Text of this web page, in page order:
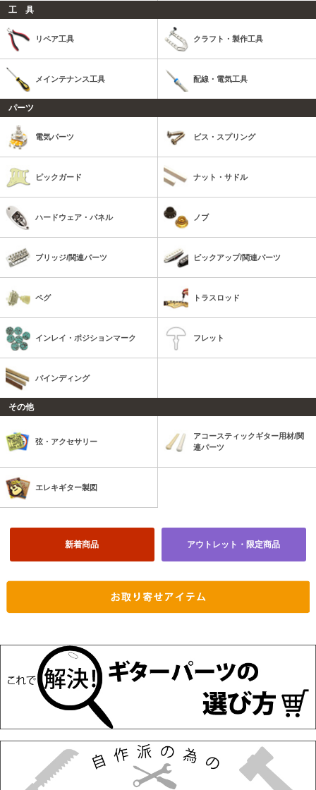
工 具
リペア工具 クラフト・製作工具
メインテナンス工具 配線・電気工具
パーツ
電気パーツ ビス・スプリング
ピックガード ナット・サドル
ハードウェア・パネル ノブ
ブリッジ/関連パーツ ピックアップ/関連パーツ
ペグ トラスロッド
インレイ・ポジションマーク フレット
バインディング
その他
弦・アクセサリー
アコースティックギター用材/関
連パーツ
エレキギター製図
新着商品 アウトレット・限定商品